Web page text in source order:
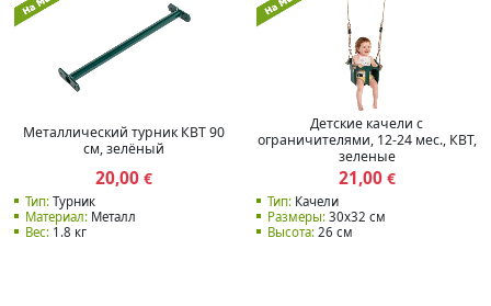
Металлический турник КВТ 90
см, зелёный
20,00 €
Тип:Турник
Материал:Металл
Вес:1.8 кг
Детские качели с
ограничителями, 12-24 мес., КВТ,
зеленые
21,00€
Тип: Качели
Размеры: 30x32 см
Высота: 26 см